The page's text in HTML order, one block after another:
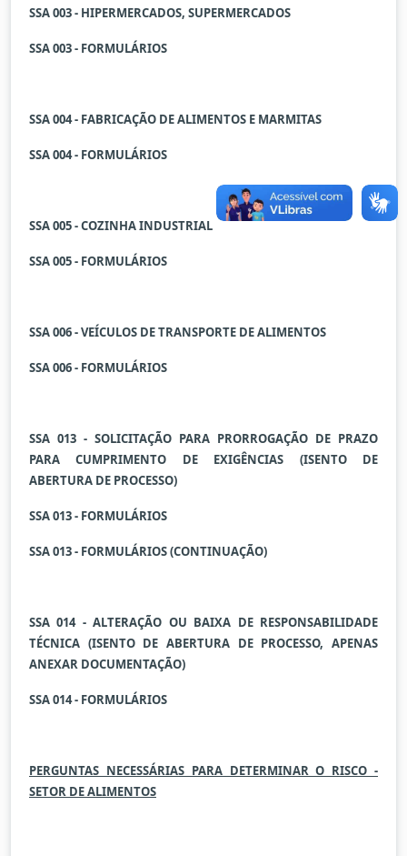
SSA 003 - HIPERMERCADOS, SUPERMERCADOS
SSA 003 - FORMULÁRIOS
SSA 004 - FABRICAÇÃO DE ALIMENTOS E MARMITAS
SSA 004 - FORMULÁRIOS
SSA 005 - COZINHA INDUSTRIAL
SSA 005 - FORMULÁRIOS
SSA 006 - VEÍCULOS DE TRANSPORTE DE ALIMENTOS
SSA 006 - FORMULÁRIOS
SSA 013 - SOLICITAÇÃO PARA PRORROGAÇÃO DE PRAZO
PARA CUMPRIMENTO DE EXIGÊNCIAS (ISENTO DE
ABERTURA DE PROCESSO)
SSA 013 - FORMULÁRIOS
SSA 013 - FORMULÁRIOS (CONTINUAÇÃO)
SSA 014 - ALTERAÇÃO OU BAIXA DE RESPONSABILIDADE
TÉCNICA (ISENTO DE ABERTURA DE PROCESSO, APENAS
ANEXAR DOCUMENTAÇÃO)
SSA 014 - FORMULÁRIOS
PERGUNTAS NECESSÁRIAS PARA DETERMINAR O RISCO -
SETOR DE ALIMENTOS